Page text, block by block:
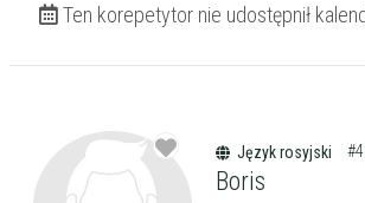
Ten korepetytor nie udostępnił
Język rosyjski
Boris